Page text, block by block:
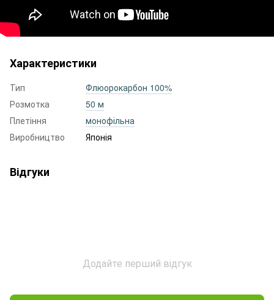
Характеристики
Тип
Флюорокарбон 100%
Розмотка
50 м
Плетіння
монофільна
Виробництво
Японія
Відгуки
Додайте перший відгук